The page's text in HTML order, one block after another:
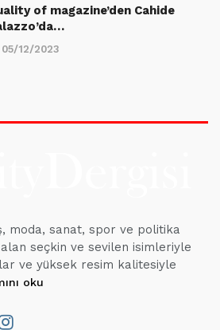
of magazine’den Cahide
05/12/2023
moda, sanat, spor ve politika
alan seçkin ve sevilen isimleriyle
ve yüksek resim kalitesiyle
oku